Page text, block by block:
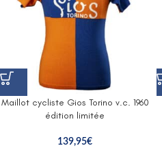
Maillot cycliste Gios Torino v.c. 1960
édition limitée
139,95€